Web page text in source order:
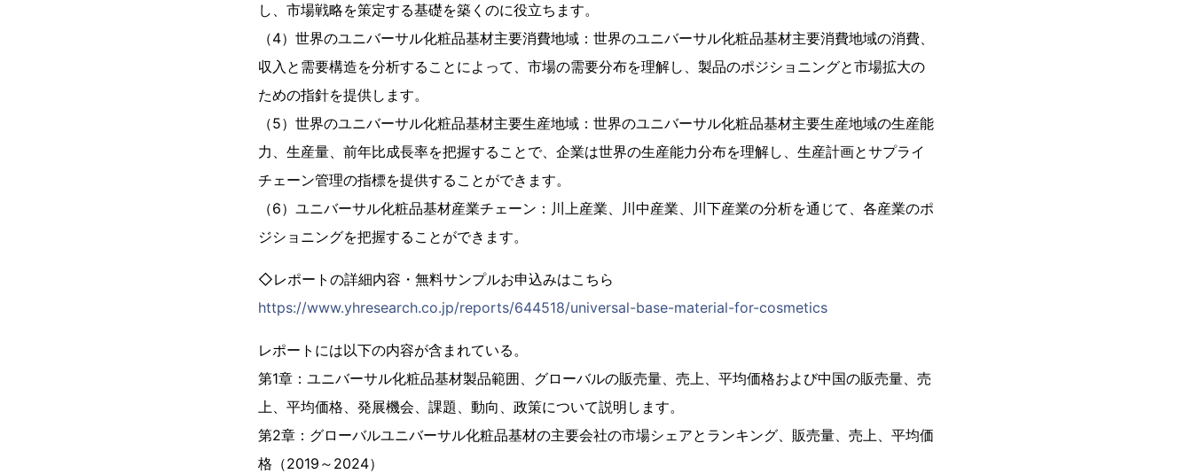
し、市場戦略を策定する基礎を築くのに役立ちます。
（4）世界のユニバーサル化粧品基材主要消費地域：世界のユニバーサル化粧品基材主要消費地域の消費、
収入と需要構造を分析することによって、市場の需要分布を理解し、製品のポジショニングと市場拡大の
ための指針を提供します。
（5）世界のユニバーサル化粧品基材主要生産地域：世界のユニバーサル化粧品基材主要生産地域の生産能
力、生産量、前年比成長率を把握することで、企業は世界の生産能力分布を理解し、生産計画とサプライ
チェーン管理の指標を提供することができます。
（6）ユニバーサル化粧品基材産業チェーン：川上産業、川中産業、川下産業の分析を通じて、各産業のポ
ジショニングを把握することができます。
◇レポートの詳細内容・無料サンプルお申込みはこちら
https://www.yhresearch.co.jp/reports/644518/universal-base-material-for-cosmetics
レポートには以下の内容が含まれている。
第1章：ユニバーサル化粧品基材製品範囲、グローバルの販売量、売上、平均価格および中国の販売量、売
上、平均価格、発展機会、課題、動向、政策について説明します。
第2章：グローバルユニバーサル化粧品基材の主要会社の市場シェアとランキング、販売量、売上、平均価
格（2019～2024）